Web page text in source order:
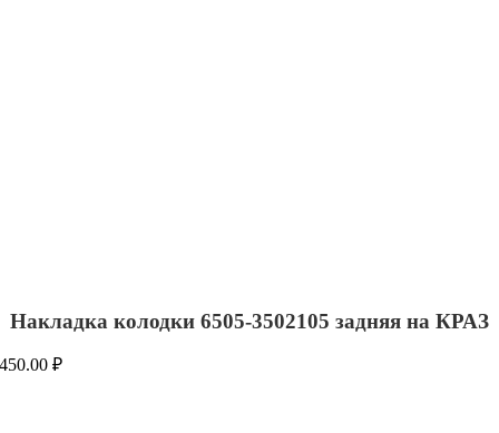
Накладка колодки 6505-3502105 задняя на КРАЗ
450.00₽